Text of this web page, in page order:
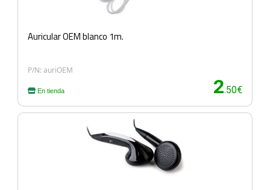
Auricular OEM blanco 1m.
P/N: auriOEM
En tienda 2.50€